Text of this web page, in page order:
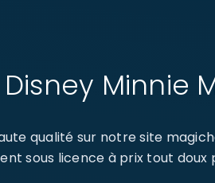
Minnie
qualité sur notre site
sous licence à prix tout